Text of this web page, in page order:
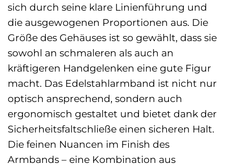
sich durch seine klare Linienführung und
die ausgewogenen Proportionen aus. Die
Größe des Gehäuses ist so gewählt, dass sie
sowohl an schmaleren als auch an
kräftigeren Handgelenken eine gute Figur
macht. Das Edelstahlarmband ist nicht nur
optisch ansprechend, sondern auch
ergonomisch gestaltet und bietet dank der
Sicherheitsfaltschließe einen sicheren Halt.
Die feinen Nuancen im Finish des
Armbands – eine Kombination aus